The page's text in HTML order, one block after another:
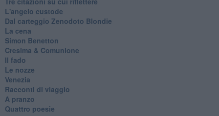
L'angelo custode
Dal carteggio Zenodoto Blondie
La cena
Simon Benetton
Cresima & Comunione
Il fado
Le nozze
Venezia
Racconti di viaggio
A pranzo
Quattro poesie